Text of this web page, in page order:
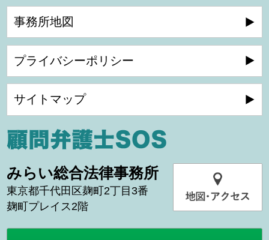
事務所地図
プライバシーポリシー
サイトマップ
みらい総合法律事務所
東京都千代田区麹町2丁目3番
麹町プレイス2階